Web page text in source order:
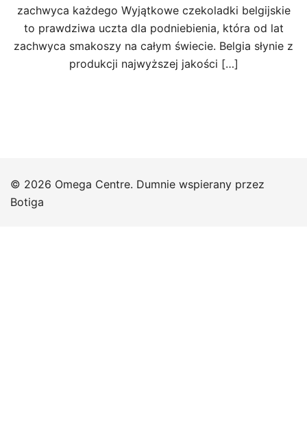
zachwyca każdego Wyjątkowe czekoladki belgijskie
to prawdziwa uczta dla podniebienia, która od lat
zachwyca smakoszy na całym świecie. Belgia słynie z
produkcji najwyższej jakości […]
© 2026 Omega Centre. Dumnie wspierany przez
Botiga